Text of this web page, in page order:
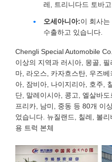
레, 트리니다드 토바
오세아니아:이 회사
수출하고 있습니다.
Chengli Special Automobile
이상의 지역과 러시아, 몽골,
마, 라오스, 카자흐스탄, 우즈
아, 잠비아, 나이지리아, 호주,
단, 말레이시아, 콩고, 엘살바
프리카, 남미, 중동 등 80개 이
었습니다. 뉴질랜드, 칠레, 볼
용 트럭 본체